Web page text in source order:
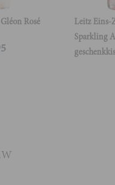
Rosé
Leitz Eins-
Sparkling